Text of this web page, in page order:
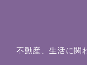
不動産、生活に関